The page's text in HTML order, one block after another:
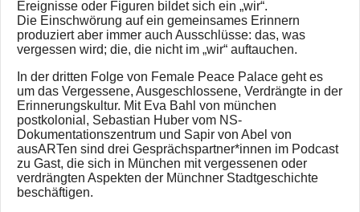
Ereignisse oder Figuren bildet sich ein „wir“.
Die Einschwörung auf ein gemeinsames Erinnern
produziert aber immer auch Ausschlüsse: das, was
vergessen wird; die, die nicht im „wir“ auftauchen.
In der dritten Folge von Female Peace Palace geht es
um das Vergessene, Ausgeschlossene, Verdrängte in der
Erinnerungskultur. Mit Eva Bahl von münchen
postkolonial, Sebastian Huber vom NS-
Dokumentationszentrum und Sapir von Abel von
ausARTen sind drei Gesprächspartner*innen im Podcast
zu Gast, die sich in München mit vergessenen oder
verdrängten Aspekten der Münchner Stadtgeschichte
beschäftigen.